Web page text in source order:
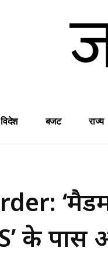
विदेश बजट राज्य
‘मैडम
के